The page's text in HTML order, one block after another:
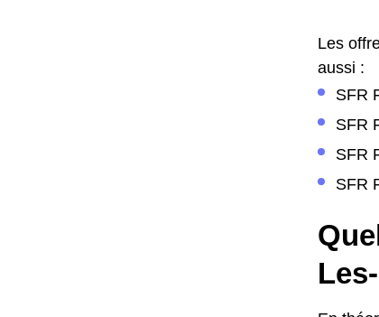
Les
aussi :
SFR
SFR
SFR
SFR